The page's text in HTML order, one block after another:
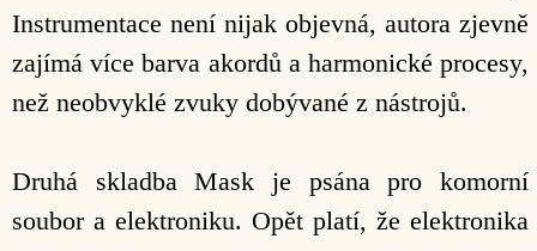
Instrumentace není nijak objevná, autora zjevně
zajímá více barva akordů a harmonické procesy,
než neobvyklé zvuky dobývané z nástrojů.
Druhá skladba Mask je psána pro komorní
soubor a elektroniku. Opět platí, že elektronika